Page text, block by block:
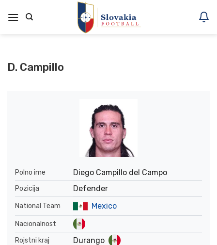
na
D. Campillo
Polno ime Diego Campillo del Campo
Pozicija Defender
National Team Mexico
Nacionalnost
Rojstni kraj
Durango